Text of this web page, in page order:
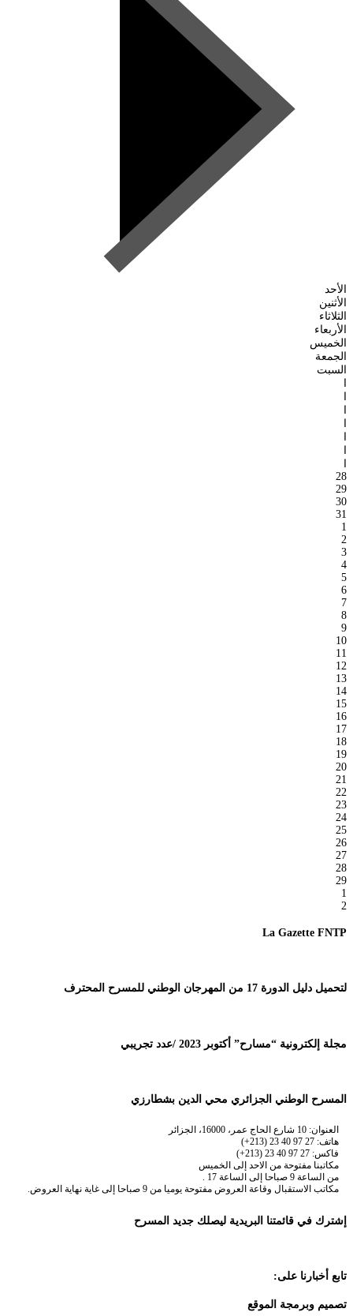
الأحد
الأثنين
الثلاثاء
الأربعاء
الخميس
الجمعة
السبت
ا
ا
ا
ا
ا
ا
ا
28
29
30
31
1
2
3
4
5
6
7
8
9
10
11
12
13
14
15
16
17
18
19
20
21
22
23
24
25
26
27
28
29
1
2
La Gazette FNTP
لتحميل دليل الدورة 17 من المهرجان الوطني للمسرح المحترف
مجلة إلكترونية “مسارح” أكتوبر 2023 /عدد تجريبي
المسرح الوطني الجزائري محي الدين بشطارزي
العنوان: 10 شارع الحاج عمر، 16000، الجزائر
هاتف: 27 97 40 23 (213+)
فاكس: 27 97 40 23 (213+)
مكاتبنا مفتوحة من الاحد إلى الخميس
من الساعة 9 صباحا إلى الساعة 17 .
مكاتب الاستقبال وقاعة العروض مفتوحة يوميا من 9 صباحا إلى غاية نهاية العروض.
إشترك في قائمتنا البريدية ليصلك جديد المسرح
تابع أخبارنا على:
تصميم وبرمجة الموقع